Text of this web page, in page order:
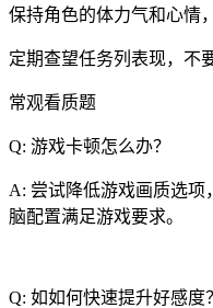
保持角色的体力气和心情
定期查望任务列表现，不
常观看质题
Q: 游戏卡顿怎么办？
A: 尝试降低游戏画质选
脑配置满足游戏要求。
Q: 如如何快速提升好感度？